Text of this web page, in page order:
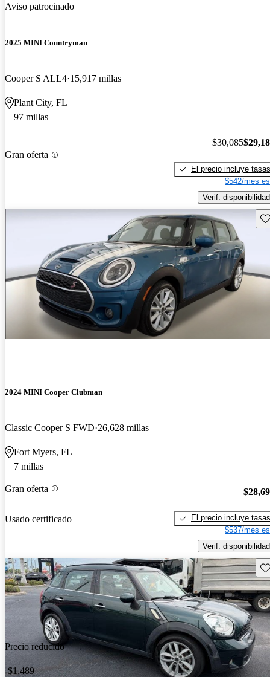
Aviso patrocinado
2025 MINI Countryman
Cooper S ALL4 15,917 millas
Plant City, FL
97 millas
Gran oferta
$30,085
El precio incluye tasas
$542/mes
Verif. disponibilidad
2024 MINI Cooper Clubman
Classic Cooper S FWD 26,628 millas
Fort Myers, FL
7 millas
Gran oferta
Usado certificado
El precio incluye tasas
$537/mes
Verif. disponibilidad
Precio reducido
-$1,489